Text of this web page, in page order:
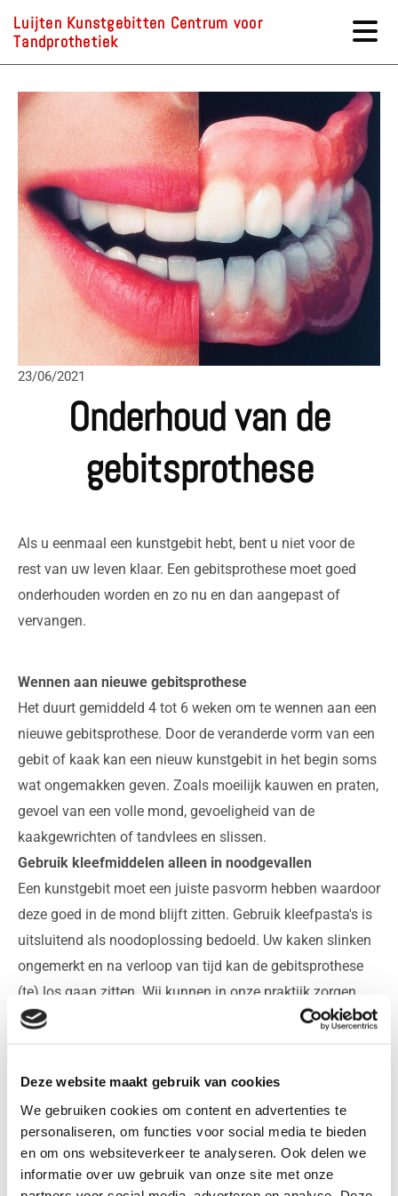
Deze website maakt gebruik van cookies
We gebruiken cookies om content en advertenties te
personaliseren, om functies voor social media te bieden
en om ons websiteverkeer te analyseren. Ook delen we
informatie over uw gebruik van onze site met onze
Luijten Kunstgebitten Centrum voor
Tandprothetiek
23/06/2021
Onderhoud van de
gebitsprothese
Als u eenmaal een kunstgebit hebt, bent u niet voor de
rest van uw leven klaar. Een gebitsprothese moet goed
onderhouden worden en zo nu en dan aangepast of
vervangen.
Wennen aan nieuwe gebitsprothese
Het duurt gemiddeld 4 tot 6 weken om te wennen aan een
nieuwe gebitsprothese. Door de veranderde vorm van een
gebit of kaak kan een nieuw kunstgebit in het begin soms
wat ongemakken geven. Zoals moeilijk kauwen en praten,
gevoel van een volle mond, gevoeligheid van de
kaakgewrichten of tandvlees en slissen.
Gebruik kleefmiddelen alleen in noodgevallen
Een kunstgebit moet een juiste pasvorm hebben waardoor
deze goed in de mond blijft zitten. Gebruik kleefpasta's is
uitsluitend als noodoplossing bedoeld. Uw kaken slinken
ongemerkt en na verloop van tijd kan de gebitsprothese
(te) los gaan zitten. Wij kunnen in onze praktijk zorgen
voor een structurele oplossing.
Uw kunstgebit schoonmaken
tandpasta. Tandpasta is licht schurend en zou
microscopisch gezien krasjes kunnen maken. In deze
krasjes hebben de bacteriën meer houvast en groeien dus
makkelijker aan. U kunt het beste uw kunstgebit